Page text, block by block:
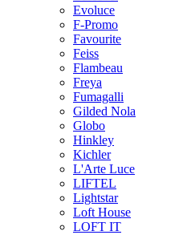
Evoluce
F-Promo
Favourite
Feiss
Flambeau
Freya
Fumagalli
Gilded Nola
Globo
Hinkley
Kichler
L'Arte Luce
LIFTEL
Lightstar
Loft House
LOFT IT